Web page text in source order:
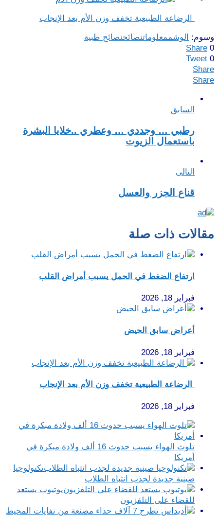
الرضاعة الطبيعية تخفف وزن الأم بعد الإنجاب
وسوم: الوشممعلوماتنصائحنصائح طبية
Share 0
Tweet 0
Share
Share
السابق
رطبي … وجددي … وعطري ..خلايا البشرة
باستعمال الزيوت
التالى
قناع الجزر والعسل
مقالات ذات صلة
ارتفاع الضغط في الحمل يسبب أمراض القلب
فبراير 18, 2026
أعراض سابق الحيض
فبراير 18, 2026
الرضاعة الطبيعية تخفف وزن الأم بعد الإنجاب
فبراير 18, 2026
تلوث الهواء يسبب حدوث 16 ألف ولادة مبكرة في
أمريكا
تكنولوجيا
صينية جديدة لجذب انتباه الطلاب
يوتيوب يستعد
للقضاء على التلفزيون